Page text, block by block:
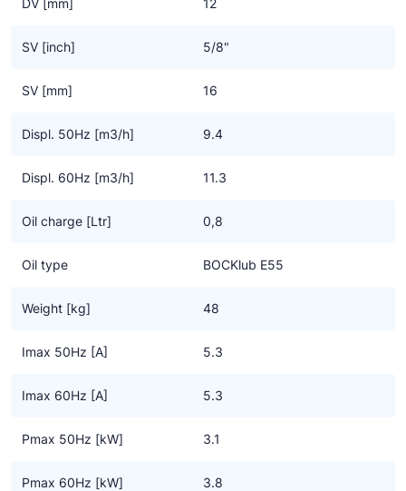
200°C)
Alle ATEX compressoren zijn tevens goedgekeurd voor gebruik
DV [mm] 12
SV [inch] 5/8"
SV [mm] 16
Displ. 50Hz [m3/h] 9.4
Displ. 60Hz [m3/h] 11.3
Oil charge [Ltr] 0,8
Oil type BOCKlub E55
Weight [kg] 48
Imax 50Hz [A] 5.3
Imax 60Hz [A] 5.3
Pmax 50Hz [kW] 3.1
Pmax 60Hz [kW] 3.8